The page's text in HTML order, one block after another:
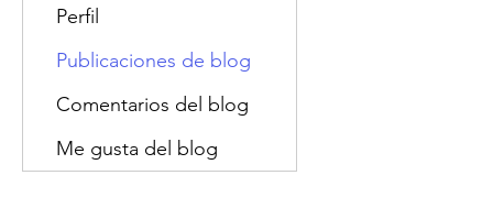
Perfil
Publicaciones de blog
Comentarios del blog
Me gusta del blog